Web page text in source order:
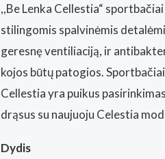
,,Be Lenka Cellestia“
stilingomis spalvinėmis
geresnę ventiliaciją, ir
kojos būtų patogios.
Cellestia yra puikus
drąsus su naujuoju Celestia
Dydis